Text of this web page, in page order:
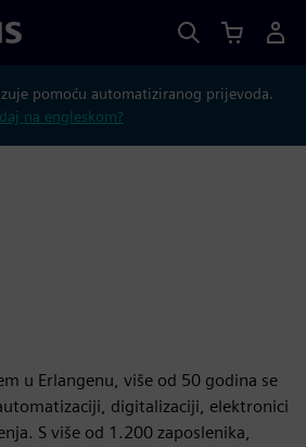
pomoću automatiziranog prijevoda.
na engleskom?
u Erlangenu, više od 50 godina se
digitalizaciji, elektronici
S više od 1.200 zaposlenika,